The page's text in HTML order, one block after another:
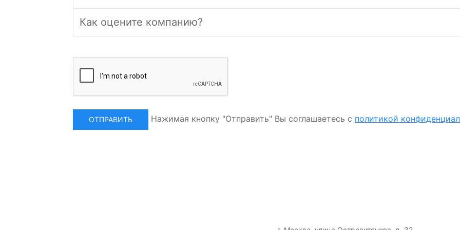
Нажимая кнопку "Отправить" Вы соглашаетесь с политикой